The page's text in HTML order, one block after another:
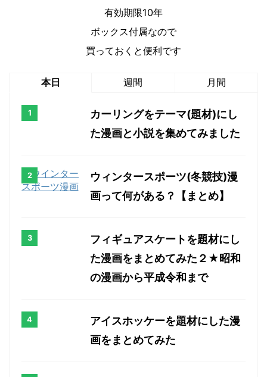
有効期限10年
ボックス付属なので
買っておくと便利です
本日 週間 月間
カーリングをテーマ(題材)にし
た漫画と小説を集めてみました
ウィンタースポーツ(冬競技)漫
画って何がある？【まとめ】
フィギュアスケートを題材にし
た漫画をまとめてみた２★昭和
の漫画から平成令和まで
アイスホッケーを題材にした漫
画をまとめてみた